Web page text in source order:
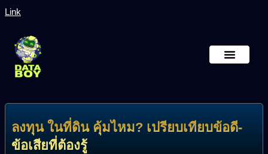
Link
ลงทุน ในที่ดิน คุ้มไหม? เปรียบเทียบข้อดี-
ข้อเสียที่ต้องรู้